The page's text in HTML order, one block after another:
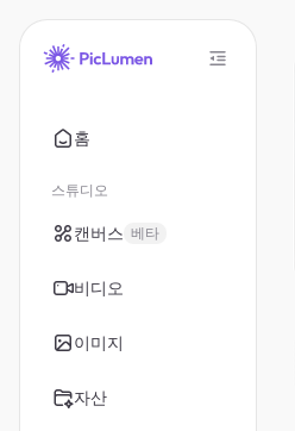
홈
스튜디오
캔버스 베타
비디오
이미지
자산